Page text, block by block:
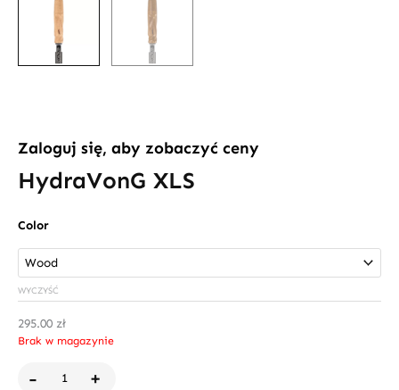
Zaloguj się, aby zobaczyć ceny
HydraVonG XLS
Color
WYCZYŚĆ
295.00 zł
Brak w magazynie
-
ilość
XLS
+